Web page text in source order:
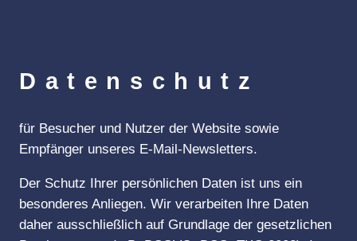
Datenschutz
für Besucher und Nutzer der Website sowie
Empfänger unseres E-Mail-Newsletters.
Der Schutz Ihrer persönlichen Daten ist uns ein
besonderes Anliegen. Wir verarbeiten Ihre Daten
daher ausschließlich auf Grundlage der gesetzlichen